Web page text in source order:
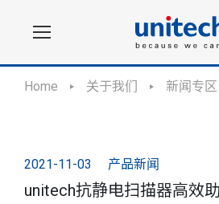
Home 关于我们 新闻专区
2021-11-03 产品新闻
unitech抗静电扫描器高效